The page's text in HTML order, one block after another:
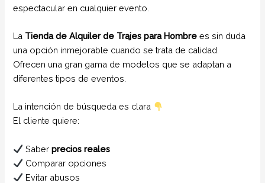
espectacular en cualquier evento.
La Tienda de Alquiler de Trajes para Hombre es sin duda
una opción inmejorable cuando se trata de calidad.
Ofrecen una gran gama de modelos que se adaptan a
diferentes tipos de eventos.
La intención de búsqueda es clara
El cliente quiere:
Saberprecios reales
Comparar opciones
Evitar abusos